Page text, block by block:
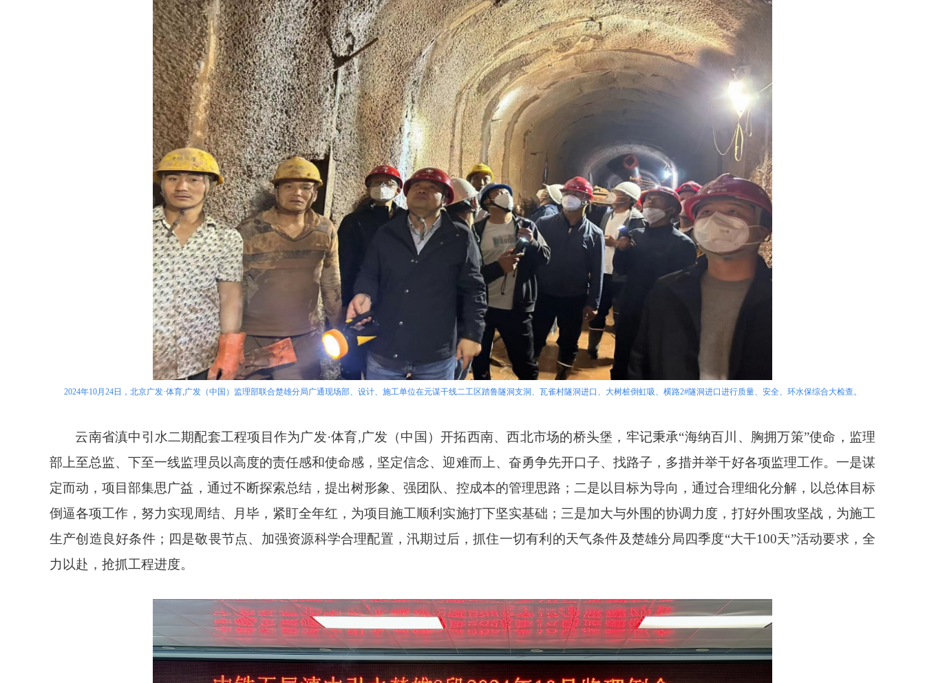
2024年10月24日，北京广发·体育,广发（中国）监理部联合楚雄分局广通现场部、设计、施工单位在元谋干线二工区踏鲁隧洞支洞、瓦雀村隧洞进口、大树桩倒虹吸、横路2#隧洞进口进行质量、安全、环水保综合大检查。
云南省滇中引水二期配套工程项目作为广发·体育,广发（中国）开拓西南、西北市场的桥头堡，牢记秉承“海纳百川、胸拥万策”使命，监理
部上至总监、下至一线监理员以高度的责任感和使命感，坚定信念、迎难而上、奋勇争先开口子、找路子，多措并举干好各项监理工作。一是谋
定而动，项目部集思广益，通过不断探索总结，提出树形象、强团队、控成本的管理思路；二是以目标为导向，通过合理细化分解，以总体目标
倒逼各项工作，努力实现周结、月毕，紧盯全年红，为项目施工顺利实施打下坚实基础；三是加大与外围的协调力度，打好外围攻坚战，为施工
生产创造良好条件；四是敬畏节点、加强资源科学合理配置，汛期过后，抓住一切有利的天气条件及楚雄分局四季度“大干100天”活动要求，全
力以赴，抢抓工程进度。